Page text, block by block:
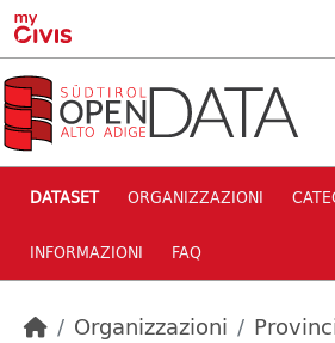
Skip to main content
DATASET ORGANIZZAZIONI
INFORMAZIONI FAQ
Organizzazioni